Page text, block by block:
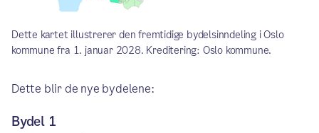
Dette kartet illustrerer den fremtidige bydelsinndeling i Oslo
kommune fra 1. januar 2028. Kreditering: Oslo kommune.
Dette blir de nye bydelene:
Bydel 1